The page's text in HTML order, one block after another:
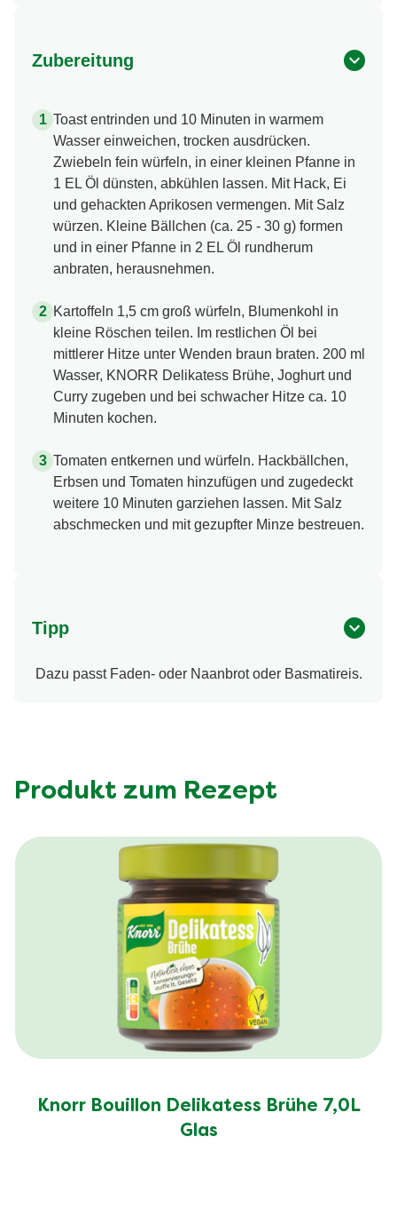
Zubereitung
Toast entrinden und 10 Minuten in warmem
Wasser einweichen, trocken ausdrücken.
Zwiebeln fein würfeln, in einer kleinen Pfanne in
1 EL Öl dünsten, abkühlen lassen. Mit Hack, Ei
und gehackten Aprikosen vermengen. Mit Salz
würzen. Kleine Bällchen (ca. 25 - 30 g) formen
und in einer Pfanne in 2 EL Öl rundherum
anbraten, herausnehmen.
Kartoffeln 1,5 cm groß würfeln, Blumenkohl in
kleine Röschen teilen. Im restlichen Öl bei
mittlerer Hitze unter Wenden braun braten. 200 ml
Wasser, KNORR Delikatess Brühe, Joghurt und
Curry zugeben und bei schwacher Hitze ca. 10
Minuten kochen.
Tomaten entkernen und würfeln. Hackbällchen,
Erbsen und Tomaten hinzufügen und zugedeckt
weitere 10 Minuten garziehen lassen. Mit Salz
abschmecken und mit gezupfter Minze bestreuen.
Tipp
Dazu passt Faden- oder Naanbrot oder Basmatireis.
Produkt zum Rezept
Knorr Bouillon Delikatess Brühe 7,0L
Glas